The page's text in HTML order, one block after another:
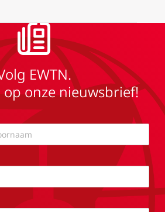
EWTN.
op onze nieuwsbrief!